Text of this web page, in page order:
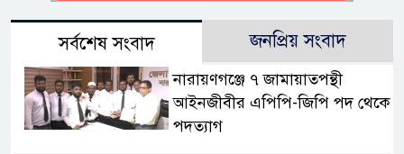
সর্বশেষ সংবাদ জনপ্রিয় সংবাদ
নারায়ণগঞ্জে ৭ জামায়াতপন্থী
আইনজীবীর এপিপি-জিপি পদ থেকে
পদত্যাগ